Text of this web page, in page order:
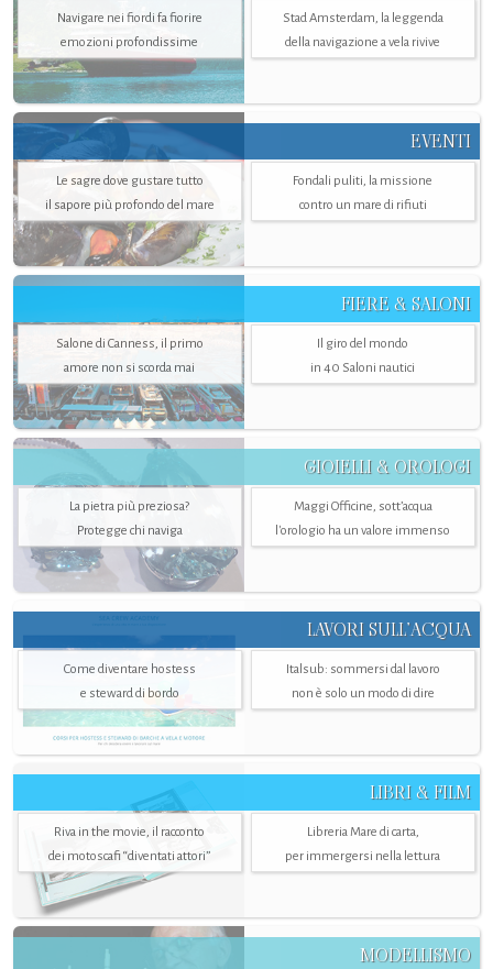
Navigare nei fiordi fa fiorire
emozioni profondissime
Stad Amsterdam, la leggenda
della navigazione a vela rivive
EVENTI
Le sagre dove gustare tutto
il sapore più profondo del mare
Fondali puliti, la missione
contro un mare di rifiuti
FIERE & SALONI
Salone di Canness, il primo
amore non si scorda mai
Il giro del mondo
in 40 Saloni nautici
GIOIELLI & OROLOGI
La pietra più preziosa?
Protegge chi naviga
Maggi Officine, sott’acqua
l'orologio ha un valore immenso
LAVORI SULL’ACQUA
Come diventare hostess
e steward di bordo
Italsub: sommersi dal lavoro
non è solo un modo di dire
LIBRI & FILM
Riva in the movie, il racconto
dei motoscafi “diventati attori”
Libreria Mare di carta,
per immergersi nella lettura
MODELLISMO